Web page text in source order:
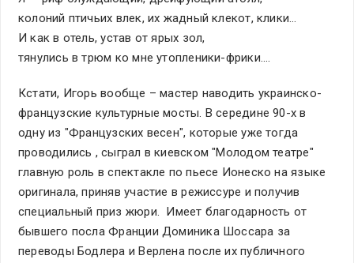
колоний птичьих влек, их жадный клекот, клики…
И как в отель, устав от ярых зол,
тянулись в трюм ко мне утопленики-фрики….
Кстати, Игорь вообще – мастер наводить украинско-
французские культурные мосты. В середине 90-х в
одну из "Французских весен", которые уже тогда
проводились , сыграл в киевском "Молодом театре"
главную роль в спектакле по пьесе Ионеско на языке
оригинала, приняв участие в режиссуре и получив
специальный приз жюри. Имеет благодарность от
бывшего посла Франции Доминика Шоссара за
переводы Бодлера и Верлена после их публичного